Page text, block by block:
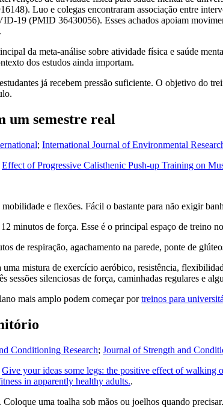
Luo e colegas encontraram associação entre
19 (PMID 36430056). Esses achados apoiam
da meta-análise sobre atividade física e saúde
dos estudos ainda importam.
já recebem pressão suficiente. O objetivo do
um semestre real
; International Journal of Environmental
Effect of Progressive Calisthenic Push-up Training on
e flexões. Fácil o bastante para não exigir
minutos de força. Esse é o principal espaço de treino
de respiração, agachamento na parede, ponte de
mistura de exercício aeróbico, resistência,
sessões silenciosas de força, caminhadas regulares e
mais amplo podem começar portreinos para
Conditioning Research; Journal of Strength and
Give your ideas some legs: the positive effect of walking
in apparently healthy adults..
Coloque uma toalha sob mãos ou joelhos quando